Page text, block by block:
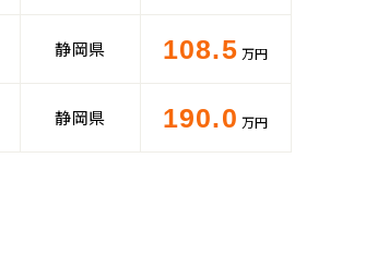
静岡県 108.5 万円
静岡県 190.0 万円